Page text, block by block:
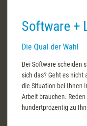
Software +
Die Qual der Wahl
Bei Software scheiden
sich das? Geht es
die Situation bei Ihnen
Arbeit brauchen.
hundertprozentig zu